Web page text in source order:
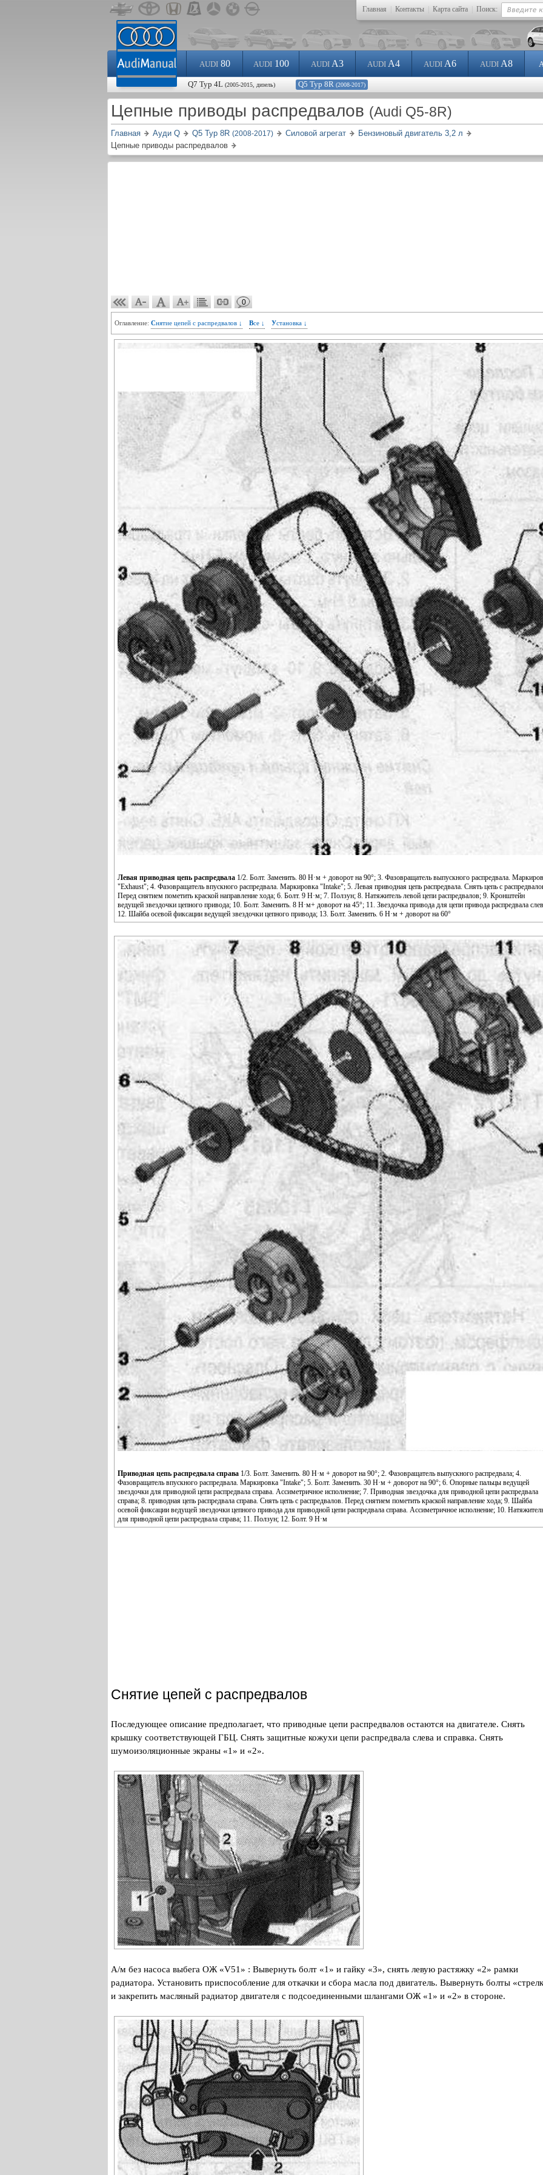
Главная Контакты Карта сайта Поиск:
AUDI80 AUDI100 AUDI A3 AUDI A4 AUDI A6 AUDI A8
Q7 Typ 4L (2005-2015, дизель) Q5 Typ 8R (2008-2017)
Цепные приводы распредвалов (Audi Q5-8R)
Главная Ауди Q Q5 Typ 8R (2008-2017) Силовой агрегат
Бензиновый двигатель 3,2 л
Цепные приводы распредвалов
0
Оглавление: Снятие цепей с распредвалов ↓ Все ↓ Установка ↓
Левая приводная цепь распредвала 1/2. Болт. Заменить. 80 Н·м + доворот на 90°; 3. Фазовращатель выпускного распредвала.
"Exhaust"; 4. Фазовращатель впускного распредвала. Маркировка "Intake"; 5. Левая приводная цепь распредвала. Снять цепь с
Перед снятием пометить краской направление хода; 6. Болт. 9 Н·м; 7. Ползун; 8. Натяжитель левой цепи распредвалов; 9. Кронштейн
ведущей звездочки цепного привода; 10. Болт. Заменить. 8 Н·м+ доворот на 45°; 11. Звездочка привода для цепи привода распредвала
12. Шайба осевой фиксации ведущей звездочки цепного привода; 13. Болт. Заменить. 6 Н·м + доворот на 60°
Приводная цепь распредвала справа 1/3. Болт. Заменить. 80 Н·м + доворот на 90°; 2. Фазовращатель выпускного распредвала; 4.
Фазовращатель впускного распредвала. Маркировка "Intake"; 5. Болт. Заменить. 30 Н·м + доворот на 90°; 6. Опорные пальцы ведущей
звездочки для приводной цепи распредвала справа. Ассиметричное исполнение; 7. Приводная звездочка для приводной цепи распредвала
справа; 8. приводная цепь распредвала справа. Снять цепь с распредвалов. Перед снятием пометить краской направление хода; 9. Шайба
осевой фиксации ведущей звездочки цепного привода для приводной цепи распредвала справа. Ассиметричное исполнение; 10.
для приводной цепи распредвала справа; 11. Ползун; 12. Болт. 9 Н·м
Снятие цепей с распредвалов
Последующее описание предполагает, что приводные цепи распредвалов остаются на двигателе. Снять
крышку соответствующей ГБЦ. Снять защитные кожухи цепи распредвала слева и справка. Снять
шумоизоляционные экраны «1» и «2».
А/м без насоса выбега ОЖ «V51» : Вывернуть болт «1» и гайку «3», снять левую растяжку «2» рамки
радиатора. Установить приспособление для откачки и сбора масла под двигатель. Вывернуть болты
и закрепить масляный радиатор двигателя с подсоединенными шлангами ОЖ «1» и «2» в стороне.